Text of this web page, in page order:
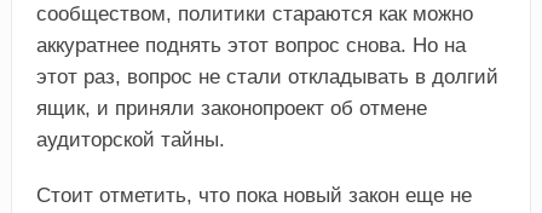
сообществом, политики стараются как можно
аккуратнее поднять этот вопрос снова. Но на
этот раз, вопрос не стали откладывать в долгий
ящик, и приняли законопроект об отмене
аудиторской тайны.
Стоит отметить, что пока новый закон еще не